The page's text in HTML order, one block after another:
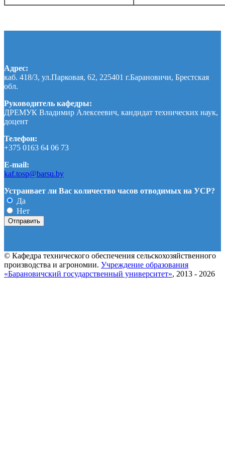
Адрес:
каб. 418/3, ул.Парковая, 62, 225401 г.Барановичи, Брестская
обл.
Руководитель кафедры:
ДРЕМУК Владимир Алексеевич, кандидат технических наук,
доцент
Телефон:
+375 0163 64 06 73
E-mail:
kaf.tosp@barsu.by
Устраивает ли Вас количество часов отводимых на УСР?
Да
Нет
© Кафедра технического обеспечения сельскохозяйственного
производства и агрономии. Учреждение образования
«Барановичский государственный университет», 2013 - 2026